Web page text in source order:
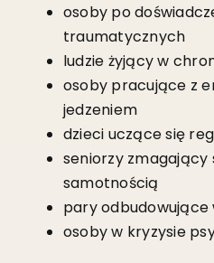
osoby po
traumatycznych
ludzie żyjący w
osoby pracujące z
jedzeniem
dzieci uczące się
seniorzy zmagający
samotnością
pary odbudowujące
osoby w kryzysie